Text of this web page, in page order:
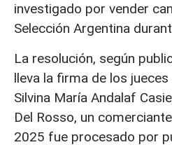
investigado por vender
Selección Argentina
La resolución, según
lleva la firma de los jueces
Silvina María Andalaf
Del Rosso, un
2025 fue procesado por